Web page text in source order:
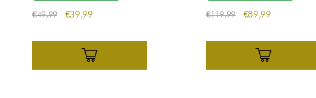
€49,99 €39,99 €119,99 €89,99